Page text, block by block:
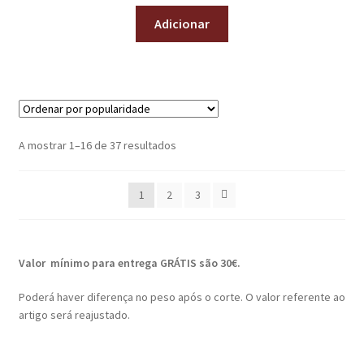
Adicionar
A mostrar 1–16 de 37 resultados
1 2 3
Valor mínimo para entrega GRÁTIS são 30€.
Poderá haver diferença no peso após o corte. O valor referente ao
artigo será reajustado.